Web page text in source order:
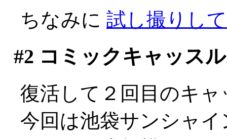
ちなみに 試し撮りし
#2 コミックキャッス
復活して２回目のキ
今回は池袋サンシャ